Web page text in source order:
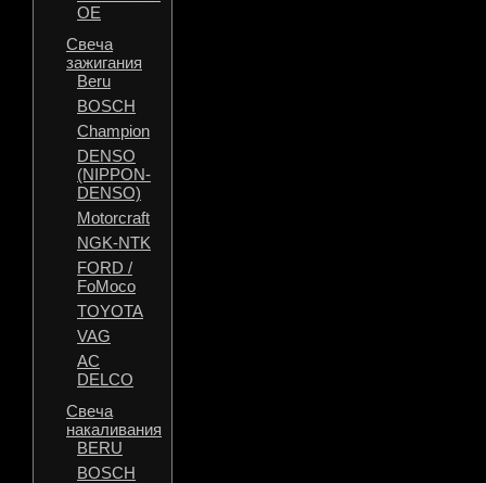
OE
Свеча
зажигания
Beru
BOSCH
Champion
DENSO
(NIPPON-
DENSO)
Motorcraft
NGK-NTK
FORD /
FoMoco
TOYOTA
VAG
AC
DELCO
Свеча
накаливания
BERU
BOSCH